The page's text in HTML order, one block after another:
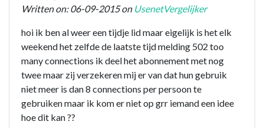
Written on: 06-09-2015 on UsenetVergelijker
hoi ik ben al weer een tijdje lid maar eigelijk is het elk
weekend het zelfde de laatste tijd melding 502 too
many connections ik deel het abonnement met nog
twee maar zij verzekeren mij er van dat hun gebruik
niet meer is dan 8 connections per persoon te
gebruiken maar ik kom er niet op grr iemand een idee
hoe dit kan ??